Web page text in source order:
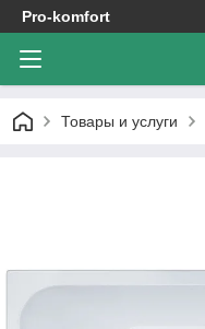
Pro-komfort
Товары и услуги